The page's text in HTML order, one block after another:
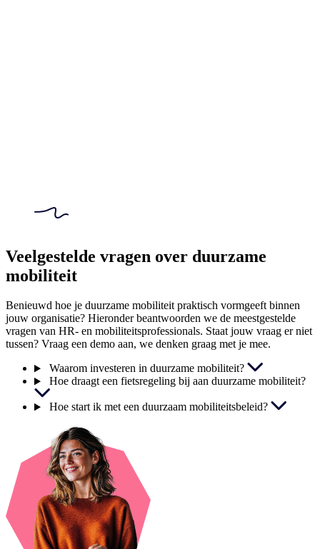
Veelgestelde vragen over duurzame
mobiliteit
Benieuwd hoe je duurzame mobiliteit praktisch vormgeeft binnen
jouw organisatie? Hieronder beantwoorden we de meestgestelde
vragen van HR- en mobiliteitsprofessionals. Staat jouw vraag er niet
tussen? Vraag een demo aan, we denken graag met je mee.
Waarom investeren in duurzame mobiliteit?
Hoe draagt een fietsregeling bij aan duurzame mobiliteit?
Hoe start ik met een duurzaam mobiliteitsbeleid?